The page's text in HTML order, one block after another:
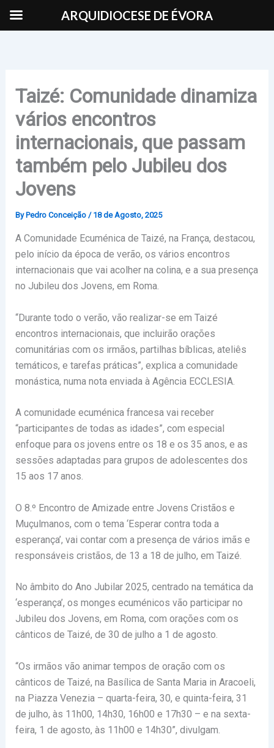
Taizé: Comunidade dinamiza
vários encontros
internacionais, que passam
também pelo Jubileu dos
Jovens
By Pedro Conceição / 18 de Agosto, 2025
A Comunidade Ecuménica de Taizé, na França, destacou,
pelo início da época de verão, os vários encontros
internacionais que vai acolher na colina, e a sua presença
no Jubileu dos Jovens, em Roma.
“Durante todo o verão, vão realizar-se em Taizé
encontros internacionais, que incluirão orações
comunitárias com os irmãos, partilhas bíblicas, ateliês
temáticos, e tarefas práticas”, explica a comunidade
monástica, numa nota enviada à Agência ECCLESIA.
A comunidade ecuménica francesa vai receber
“participantes de todas as idades”, com especial
enfoque para os jovens entre os 18 e os 35 anos, e as
sessões adaptadas para grupos de adolescentes dos
15 aos 17 anos.
O 8.º Encontro de Amizade entre Jovens Cristãos e
Muçulmanos, com o tema ‘Esperar contra toda a
esperança’, vai contar com a presença de vários imãs e
responsáveis cristãos, de 13 a 18 de julho, em Taizé.
No âmbito do Ano Jubilar 2025, centrado na temática da
‘esperança’, os monges ecuménicos vão participar no
Jubileu dos Jovens, em Roma, com orações com os
cânticos de Taizé, de 30 de julho a 1 de agosto.
“Os irmãos vão animar tempos de oração com os
cânticos de Taizé, na Basílica de Santa Maria in Aracoeli,
na Piazza Venezia – quarta-feira, 30, e quinta-feira, 31
de julho, às 11h00, 14h30, 16h00 e 17h30 – e na sexta-
feira, 1 de agosto, às 11h00 e 14h30”, divulgam.
ARQUIDIOCESE DE ÉVORA